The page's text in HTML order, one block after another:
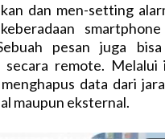
dan men-setting
pesan juga bisa
secara remote.
data dari
maupun eksternal.